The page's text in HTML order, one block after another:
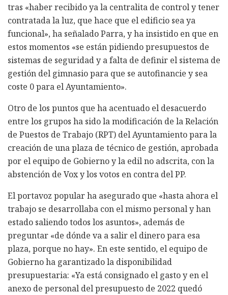
tras «haber recibido ya la centralita de control y tener
contratada la luz, que hace que el edificio sea ya
funcional», ha señalado Parra, y ha insistido en que en
estos momentos «se están pidiendo presupuestos de
sistemas de seguridad y a falta de definir el sistema de
gestión del gimnasio para que se autofinancie y sea
coste 0 para el Ayuntamiento».
Otro de los puntos que ha acentuado el desacuerdo
entre los grupos ha sido la modificación de la Relación
de Puestos de Trabajo (RPT) del Ayuntamiento para la
creación de una plaza de técnico de gestión, aprobada
por el equipo de Gobierno y la edil no adscrita, con la
abstención de Vox y los votos en contra del PP.
El portavoz popular ha asegurado que «hasta ahora el
trabajo se desarrollaba con el mismo personal y han
estado saliendo todos los asuntos», además de
preguntar «de dónde va a salir el dinero para esa
plaza, porque no hay». En este sentido, el equipo de
Gobierno ha garantizado la disponibilidad
presupuestaria: «Ya está consignado el gasto y en el
anexo de personal del presupuesto de 2022 quedó